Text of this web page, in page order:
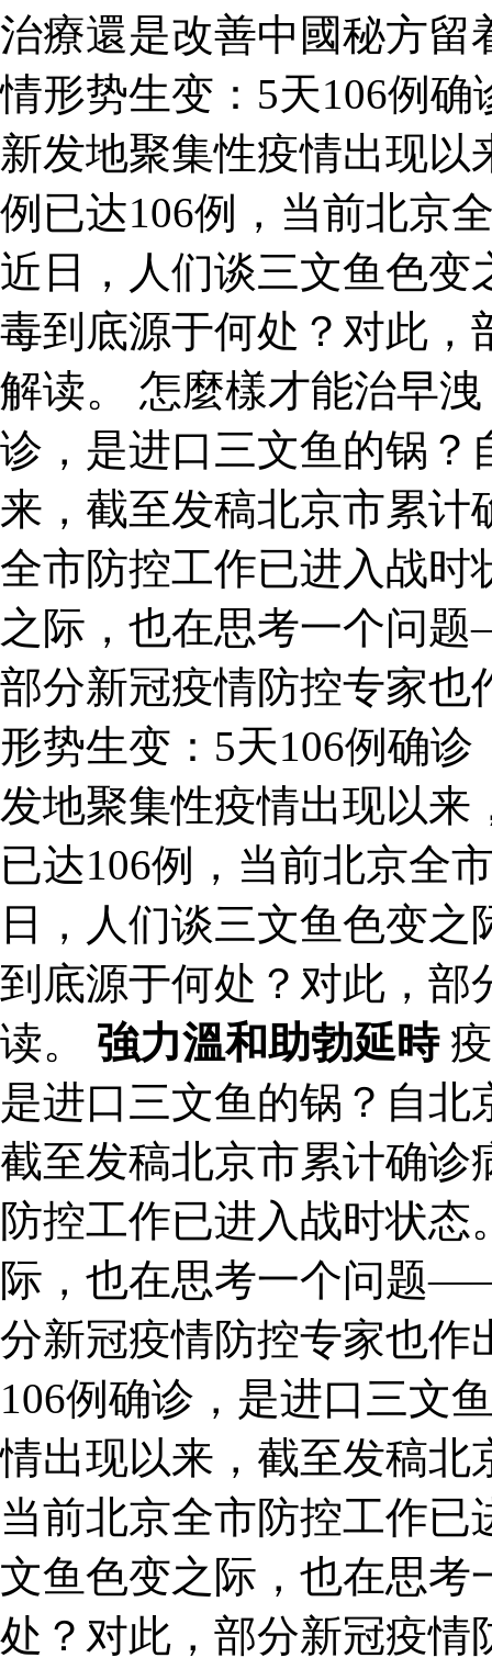
治療還是改善中國秘方
情形势生变：5天106例
新发地聚集性疫情出现
例已达106例，当前北京
近日，人们谈三文鱼色
毒到底源于何处？对此，
解读。 怎麼樣才能治早
诊，是进口三文鱼的锅？
来，截至发稿北京市累计
全市防控工作已进入战时
之际，也在思考一个问
部分新冠疫情防控专家
形势生变：5天106例确
发地聚集性疫情出现以来
已达106例，当前北京全
日，人们谈三文鱼色变
到底源于何处？对此，部
读。 強力溫和助勃延時疫
是进口三文鱼的锅？自
截至发稿北京市累计确诊
防控工作已进入战时状
际，也在思考一个问题
分新冠疫情防控专家也作
106例确诊，是进口三文
情出现以来，截至发稿北
当前北京全市防控工作
文鱼色变之际，也在思
处？对此，部分新冠疫情